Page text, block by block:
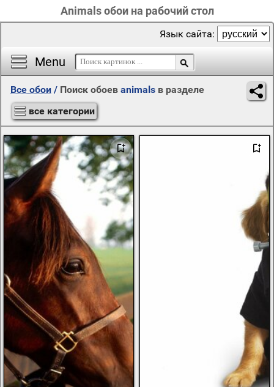
Animals обои на рабочий стол
Menu
Язык сайта:
Все обои / Поиск обоев animals в разделе
все категории